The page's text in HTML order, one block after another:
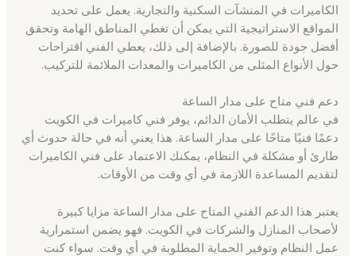
الكاميرات في المنشآت السكنية والتجارية. يعمل على تحديد
المواقع الاستراتيجية التي يمكن أن تغطي المناطق الهامة وتحقق
أفضل جودة للصورة. بالإضافة إلى ذلك، يعطي الفني اقتراحات
حول الأنواع المثلى من الكاميرات والمعدات الملائمة للتركيب.
دعم فني متاح على مدار الساعة
في عالم يتطلب الأمان الدائم، يوفر فني كاميرات في الكويت
دعمًا فنيًا متاحًا على مدار الساعة. هذا يعني أنه في حالة حدوث أي
طارئ أو مشكلة في النظام، يمكنك الاعتماد على فني الكاميرات
لتقديم المساعدة اللازمة في أي وقت من الأوقات.
يعتبر هذا الدعم الفني المتاح على مدار الساعة مزايا كبيرة
لأصحاب المنازل والشركات في الكويت. فهو يضمن استمرارية
عمل النظام وتوفير الحماية المطلوبة في أي وقت. سواء كنت